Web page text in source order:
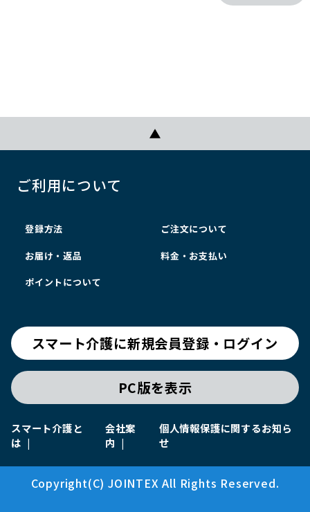
ご利用について
登録方法 ご注文について
お届け・返品 料金・お支払い
ポイントについて
スマート介護に新規会員登録・ログイン
PC版を表示
スマート介護と
は
会社案
内
個人情報保護に関するお知ら
せ
Copyright(C) JOINTEX All Rights Reserved.